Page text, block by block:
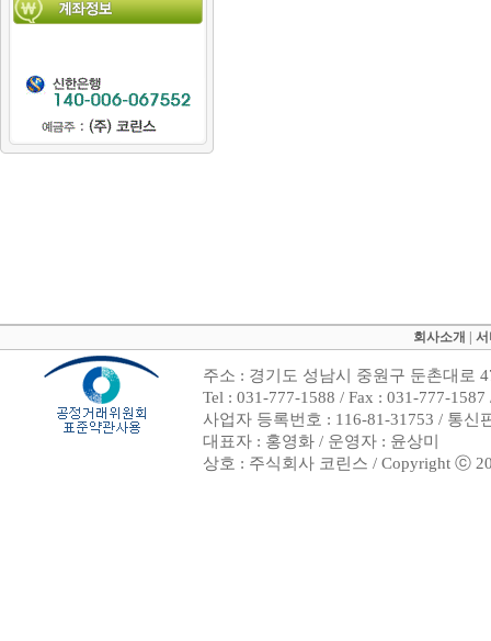
회사소개
주소 : 경기도 성남시 중원구 둔촌대로
Tel : 031-777-1588 / Fax : 031-777-
사업자 등록번호 : 116-81-31753 / 통신
대표자 : 홍영화 / 운영자 : 윤상미
상호 : 주식회사 코린스 / Copyright ⓒ